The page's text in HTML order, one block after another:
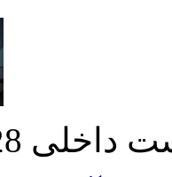
داخلی 28